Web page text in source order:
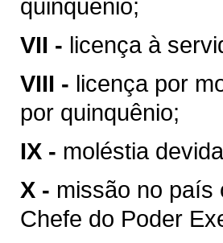
quinquênio;
VII - licença à
VIII - licença por
por quinquênio;
IX - moléstia
X - missão no país
Chefe do Poder